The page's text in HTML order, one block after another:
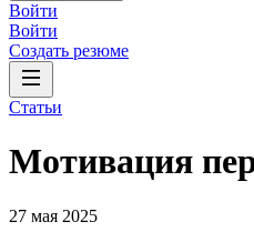
Войти
Войти
Создать резюме
Статьи
Мотивация
27 мая 2025